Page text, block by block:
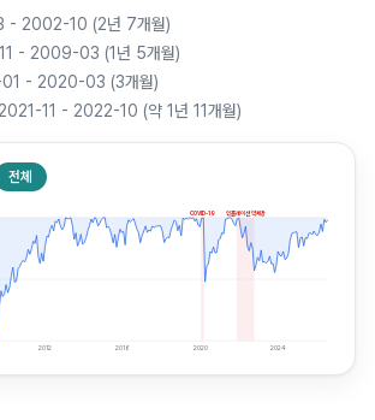
- 2002-10 (2년 7개월)
- 2009-03 (1년 5개월)
- 2020-03 (3개월)
11 - 2022-10 (약 1년 11개월)
전체
COVID-19 인플레이션 약세장
2012 2016 2020 2024